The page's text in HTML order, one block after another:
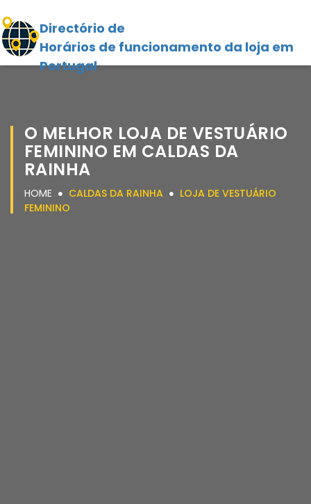
Directório de
Horários de funcionamento da loja em
Portugal
O MELHOR LOJA DE VESTUÁRIO
FEMININO EM CALDAS DA
RAINHA
HOME CALDAS DA RAINHA
LOJA DE VESTUÁRIO
FEMININO